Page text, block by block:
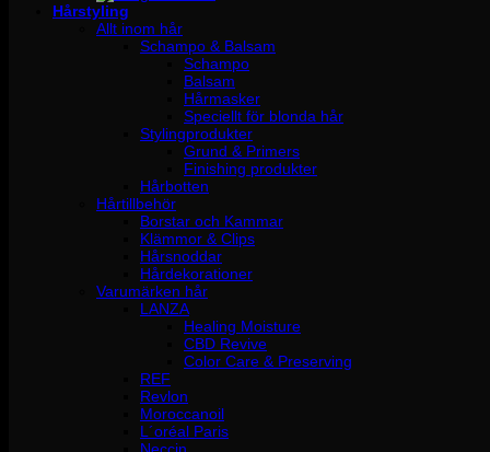
Hårstyling
Allt inom hår
Schampo & Balsam
Schampo
Balsam
Hårmasker
Speciellt för blonda hår
Stylingprodukter
Grund & Primers
Finishing produkter
Hårbotten
Hårtillbehör
Borstar och Kammar
Klämmor & Clips
Hårsnoddar
Hårdekorationer
Varumärken hår
LANZA
Healing Moisture
CBD Revive
Color Care & Preserving
REF
Revlon
Moroccanoil
L´oréal Paris
Neccin